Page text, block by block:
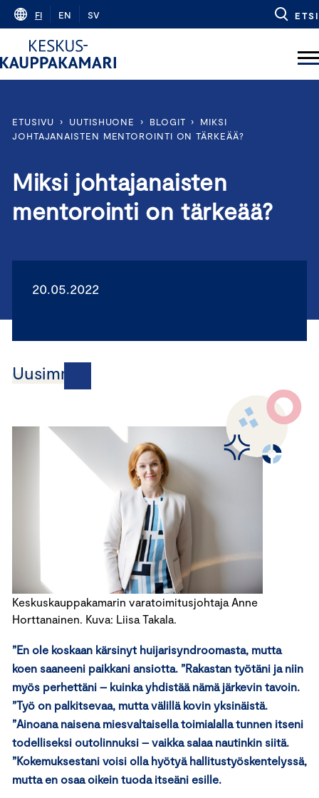
Skip
content
FI EN SV ETSI
ETUSIVU › UUTISHUONE › BLOGIT ›
MIKSI
JOHTAJANAISTEN MENTOROINTI ON TÄRKEÄÄ?
Miksi johtajanaisten
mentorointi on tärkeää?
20.05.2022
Uusimmat
Keskuskauppakamarin varatoimitusjohtaja Anne
Horttanainen. Kuva: Liisa Takala.
”En ole koskaan kärsinyt huijarisyndroomasta, mutta
koen saaneeni paikkani ansiotta. ”Rakastan työtäni ja niin
myös perhettäni – kuinka yhdistää nämä järkevin tavoin.
”Työ on palkitsevaa, mutta välillä kovin yksinäistä.
”Ainoana naisena miesvaltaisella toimialalla tunnen itseni
todelliseksi outolinnuksi – vaikka salaa nautinkin siitä.
”Kokemuksestani voisi olla hyötyä hallitustyöskentelyssä,
mutta en osaa oikein tuoda itseäni esille.